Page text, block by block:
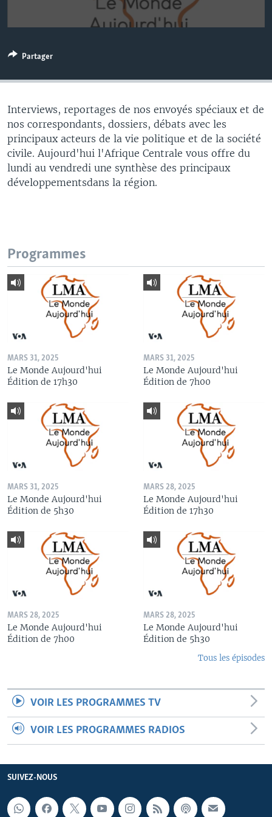
Partager
Interviews, reportages de nos envoyés spéciaux et de
nos correspondants, dossiers, débats avec les
principaux acteurs de la vie politique et de la société
civile. Aujourd'hui l'Afrique Centrale vous offre du
lundi au vendredi une synthèse des principaux
développementsdans la région.
Programmes
MARS 31, 2025
Le Monde Aujourd'hui
Édition de 17h30
MARS 31, 2025
Le Monde Aujourd'hui
Édition de 7h00
MARS 31, 2025
Le Monde Aujourd'hui
Édition de 5h30
MARS 28, 2025
Le Monde Aujourd'hui
Édition de 17h30
MARS 28, 2025
Le Monde Aujourd'hui
Édition de 7h00
MARS 28, 2025
Le Monde Aujourd'hui
Édition de 5h30
Tous les épisodes
VOIR LES PROGRAMMES TV
VOIR LES PROGRAMMES RADIOS
SUIVEZ-NOUS